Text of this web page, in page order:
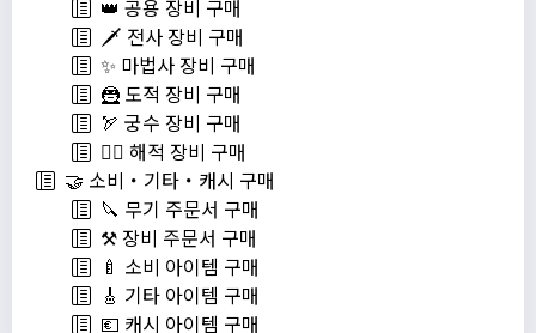
👑 공용 장비 구매
🗡️ 전사 장비 구매
✨ 마법사 장비 구매
🦹 도적 장비 구매
🏹 궁수 장비 구매
🏴‍☠️ 해적 장비 구매
🤝 소비・기타・캐시 구매
🔪 무기 주문서 구매
⚒️ 장비 주문서 구매
🍼 소비 아이템 구매
🎸 기타 아이템 구매
💶 캐시 아이템 구매